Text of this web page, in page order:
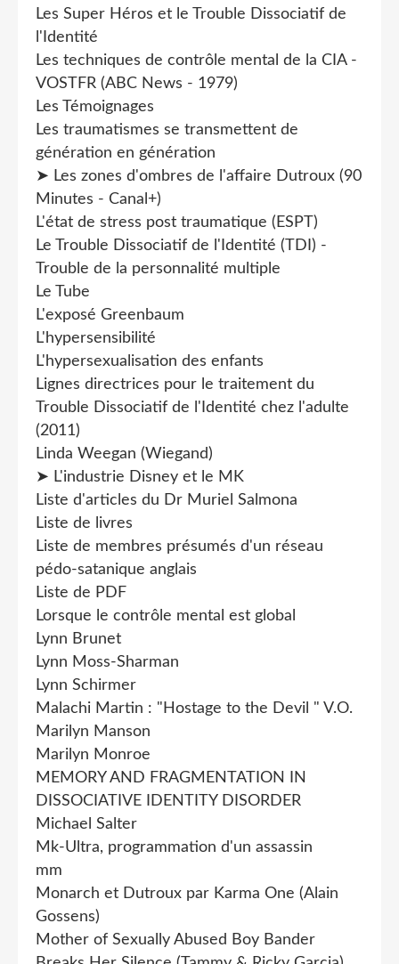
Les Super Héros et le Trouble Dissociatif de
l'Identité
Les techniques de contrôle mental de la CIA -
VOSTFR (ABC News - 1979)
Les Témoignages
Les traumatismes se transmettent de
génération en génération
➤ Les zones d'ombres de l'affaire Dutroux (90
Minutes - Canal+)
L'état de stress post traumatique (ESPT)
Le Trouble Dissociatif de l'Identité (TDI) -
Trouble de la personnalité multiple
Le Tube
L'exposé Greenbaum
L'hypersensibilité
L'hypersexualisation des enfants
Lignes directrices pour le traitement du
Trouble Dissociatif de l'Identité chez l'adulte
(2011)
Linda Weegan (Wiegand)
➤ L'industrie Disney et le MK
Liste d'articles du Dr Muriel Salmona
Liste de livres
Liste de membres présumés d'un réseau
pédo-satanique anglais
Liste de PDF
Lorsque le contrôle mental est global
Lynn Brunet
Lynn Moss-Sharman
Lynn Schirmer
Malachi Martin : "Hostage to the Devil " V.O.
Marilyn Manson
Marilyn Monroe
MEMORY AND FRAGMENTATION IN
DISSOCIATIVE IDENTITY DISORDER
Michael Salter
Mk-Ultra, programmation d'un assassin
mm
Monarch et Dutroux par Karma One (Alain
Gossens)
Mother of Sexually Abused Boy Bander